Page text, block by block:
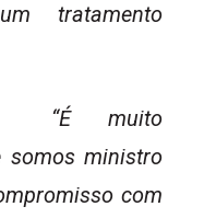
tratamento
“É muito
somos ministro
com